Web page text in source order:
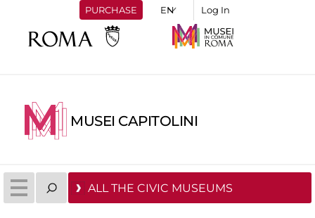
PURCHASE Log In
MUSEI CAPITOLINI
ALL THE CIVIC MUSEUMS